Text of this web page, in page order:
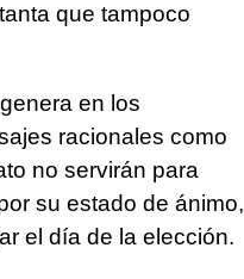
que tampoco
en los
racionales como
no servirán para
su estado de ánimo,
el día de la elección.